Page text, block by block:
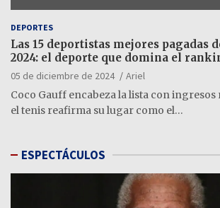
DEPORTES
Las 15 deportistas mejores pagadas
2024: el deporte que domina el
05 de diciembre de 2024
Ariel
Coco Gauff encabeza la lista con
el tenis reafirma su lugar como el…
ESPECTÁCULOS